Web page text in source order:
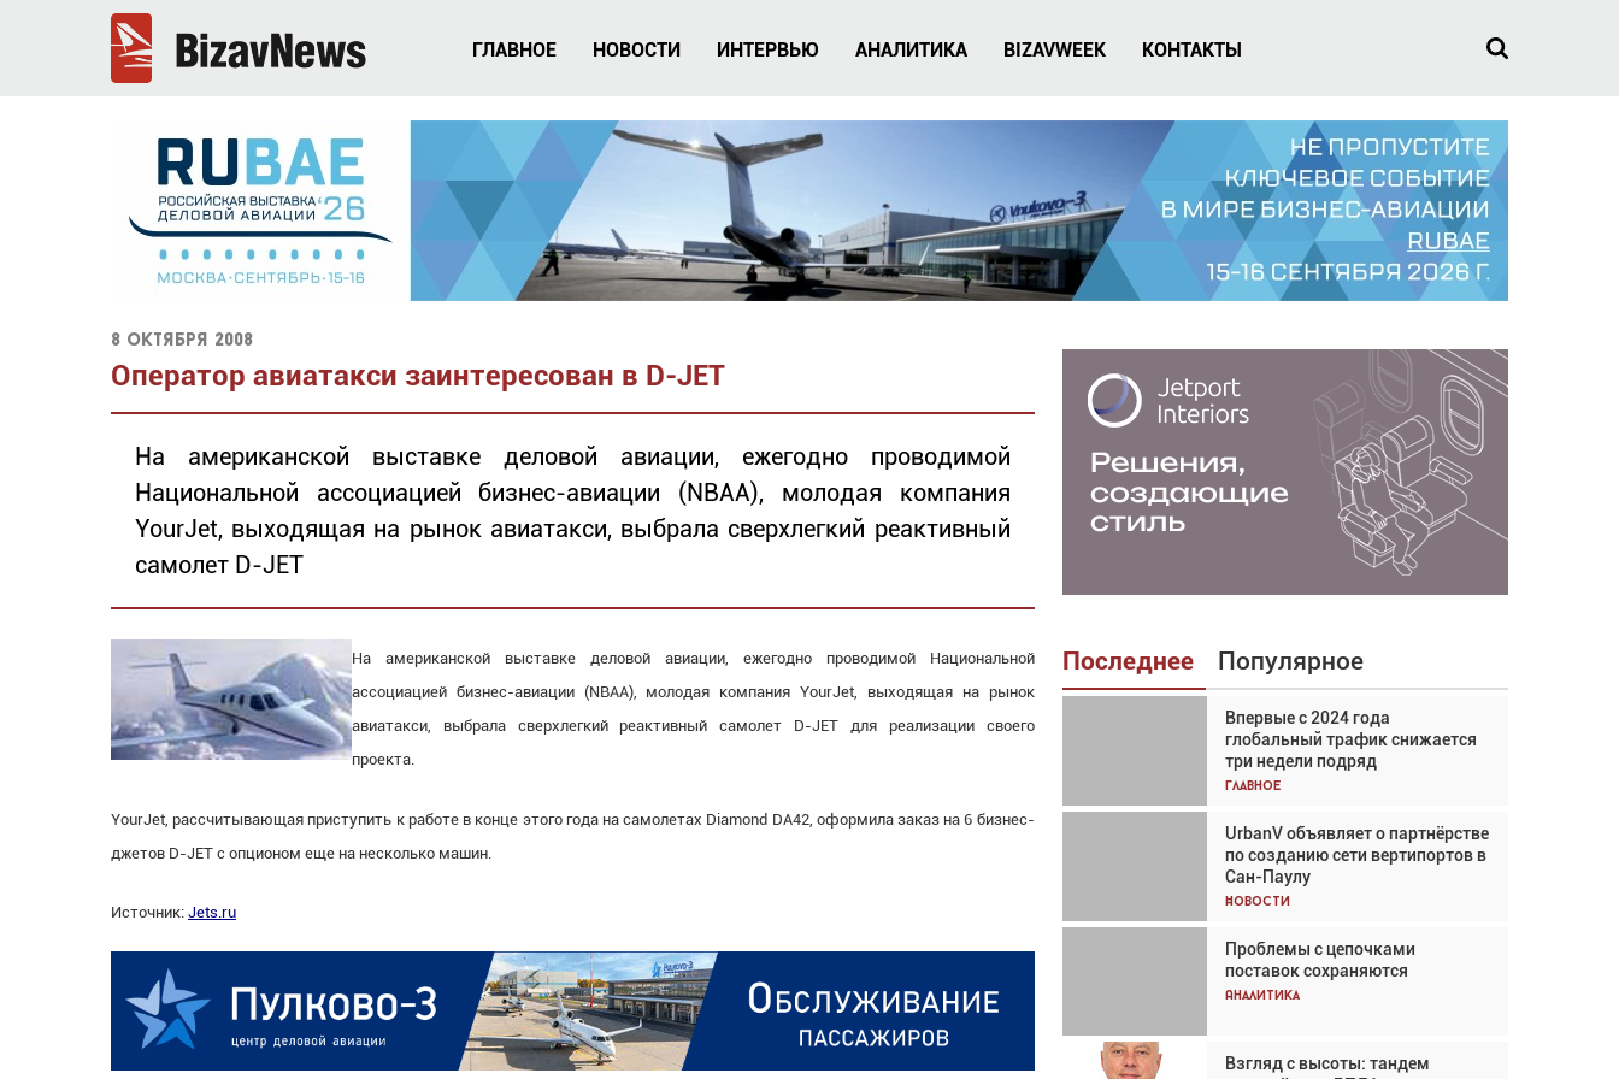
ГЛАВНОЕ НОВОСТИ ИНТЕРВЬЮ АНАЛИТИКА BIZAVWEEK КОНТАКТЫ
8 октября 2008
Оператор авиатакси заинтересован в D-JET
На американской выставке деловой авиации, ежегодно проводимой
Национальной ассоциацией бизнес-авиации (NBAA), молодая компания
YourJet, выходящая на рынок авиатакси, выбрала сверхлегкий реактивный
самолет D-JET
На американской выставке деловой авиации, ежегодно проводимой Национальной
ассоциацией бизнес-авиации (NBAA), молодая компания YourJet, выходящая на рынок
авиатакси, выбрала сверхлегкий реактивный самолет D-JET для реализации своего
проекта.
YourJet, рассчитывающая приступить к работе в конце этого года на самолетах Diamond DA42, оформила заказ на 6 бизнес-
джетов D-JET с опционом еще на несколько машин.
Источник: Jets.ru
Последнее Популярное
Впервые с 2024 года
глобальный трафик снижается
три недели подряд
Главное
UrbanV объявляет о партнёрстве
по созданию сети вертипортов в
Сан-Паулу
Новости
Проблемы с цепочками
поставок сохраняются
Аналитика
Взгляд с высоты: тандем
Взгляд с высоты: тандем
вертолётов и БПЛА в
спасательных операциях
Главное
Авиационный фотограф Дэйв
Кох: «Фотография говорит сама
за себя... а ИИ всё портит»
Новости
Впервые с 2024 года
глобальный трафик снижается
три недели подряд
Частный самолёт – это актив.